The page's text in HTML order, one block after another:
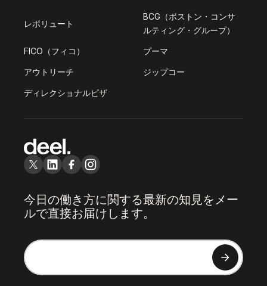
レボリュート
BCG（ボストン・コンサ
ルティング・グループ）
FICO（フィコ） プーマ
アウトリーチ ジップコー
ディレクショナルピザ
今日の働き方に関する最新の知見をメー
ルで直接お届けします。